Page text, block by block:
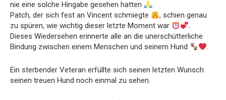
nie eine solche Hingabe gesehen hatten
.
Patch, der sich fest an Vincent schmiegte
, schien genau
zu spüren, wie wichtig dieser letzte Moment war
.
Dieses Wiedersehen erinnerte alle an die unerschütterliche
Bindung zwischen einem Menschen und seinem Hund
.
Ein sterbender Veteran erfüllte sich seinen letzten Wunsch:
seinen treuen Hund noch einmal zu sehen.